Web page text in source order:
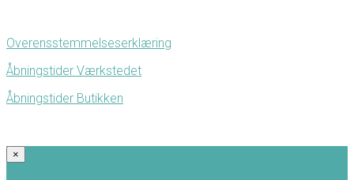
Overensstemmelseserklæring
Åbningstider Værkstedet
Åbningstider Butikken
×